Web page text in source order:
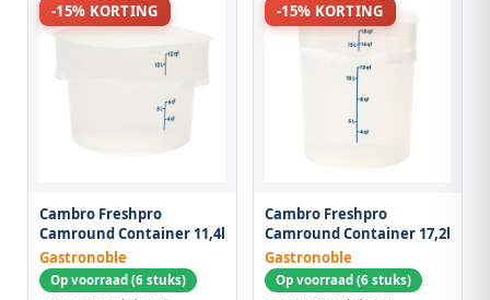
-15% KORTING
Cambro Freshpro
Camround Container 11,4l
Gastronoble
Op voorraad (6 stuks)
-15% KORTING
Cambro Freshpro
Camround Container 17,2l
Gastronoble
Op voorraad (6 stuks)